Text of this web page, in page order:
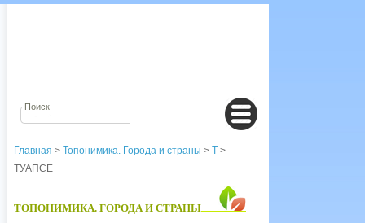
Главная > Топонимика. Города и страны > Т >
ТУАПСЕ
ТОПОНИМИКА. ГОРОДА И СТРАНЫ